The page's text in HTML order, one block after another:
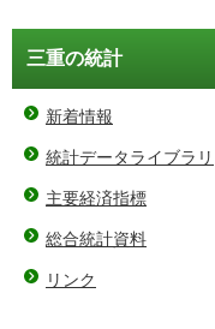
三重の統計
新着情報
統計データライブラリ
主要経済指標
総合統計資料
リンク